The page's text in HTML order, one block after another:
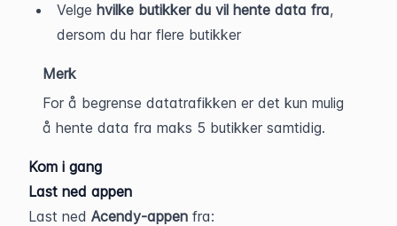
Velge hvilke butikker du vil hente data fra,
dersom du har flere butikker
Merk
For å begrense datatrafikken er det kun mulig
å hente data fra maks 5 butikker samtidig.
Kom i gang
Last ned appen
Last ned Acendy-appen fra: